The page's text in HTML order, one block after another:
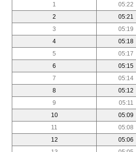
1
05:22
2
05:21
3
05:19
4
05:18
5
05:17
6
05:15
7
05:14
8
05:12
9
05:11
10
05:09
11
05:08
12
05:06